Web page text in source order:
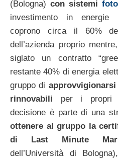
(Bologna) con sistemi
investimento in energie
coprono circa il 60%
dell’azienda proprio
siglato un contratto
restante 40% di energia
gruppo di
rinnovabili per i propri
decisione è parte di una
ottenere al gruppo la
di Last Minute
dell’Università di